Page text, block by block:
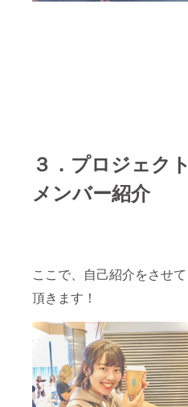
３．プロジェクト
メンバー紹介
ここで、自己紹介をさせて
頂きます！